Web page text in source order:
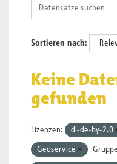
Sortieren nach
Keine
gefunden
Lizenzen: dl-de-by-2.0
Geoservice